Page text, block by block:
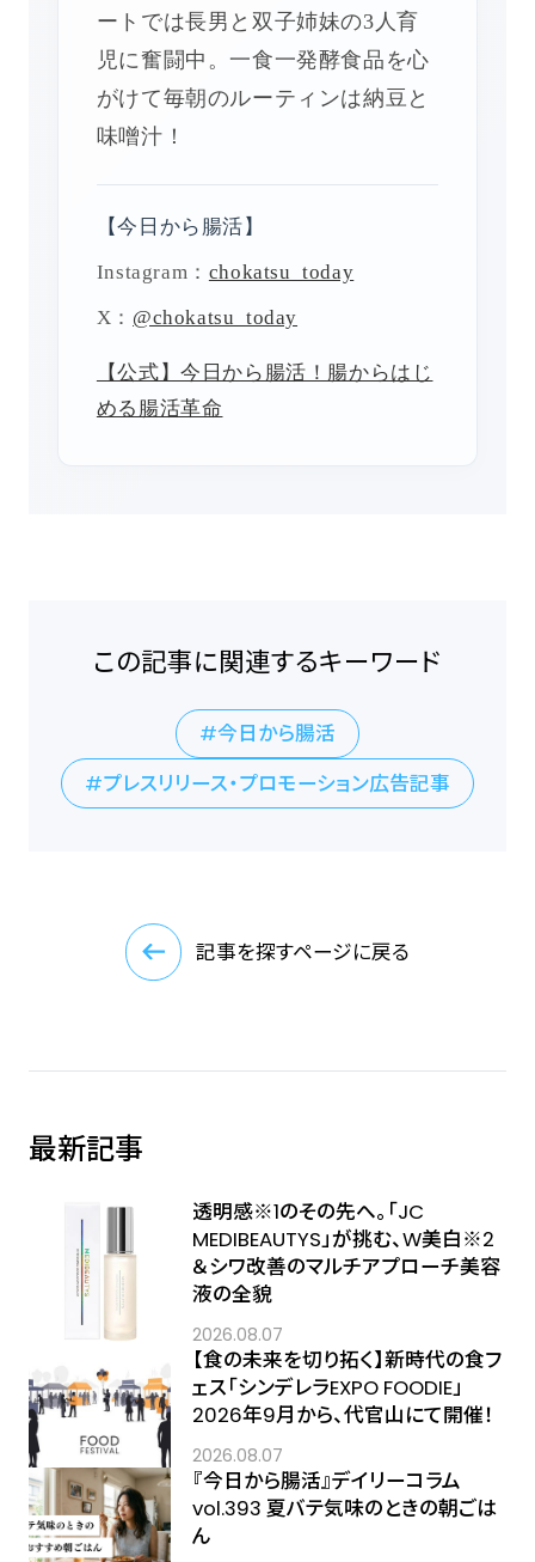
ートでは長男と双子姉妹の3人育
児に奮闘中。一食一発酵食品を心
がけて毎朝のルーティンは納豆と
味噌汁！
【今日から腸活】
Instagram： chokatsu_today
X： @chokatsu_today
【公式】今日から腸活！腸からはじ
める腸活革命
この記事に関連するキーワード
今日から腸活
プレスリリース・プロモーション広告記事
記事を探すページに戻る
最新記事
透明感※1のその先へ――。「JC
MEDIBEAUTYS」が挑む、W美白※2
＆シワ改善のマルチアプローチ美容
液の全貌
2026.08.07
【食の未来を切り拓く】新時代の食フ
ェス「シンデレラEXPO FOODIE」
2026年9月から、代官山にて開催！
2026.08.07
『今日から腸活』デイリーコラム
vol.393 夏バテ気味のときの朝ごは
ん